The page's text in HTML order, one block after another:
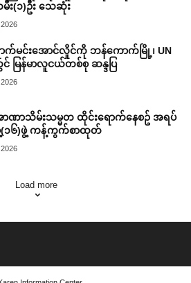
း(၁)ဦး သေဆုံး
က်မင်းအောင်လှိုင်ကို ဘန်ကောက်မြို့၊ UN
မြန်မာလူငယ်တစ်စု ဆန္ဒပြ
အာဏာသိမ်းသမ္မတ ထိုင်းရောက်နေစဥ် အရပ်
၁၆)ဖွဲ့ ကန့်ကွက်စာထုတ်
Load more